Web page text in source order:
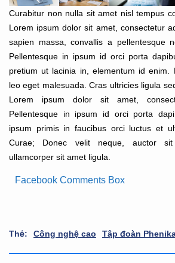
Curabitur non nulla sit amet nisl tempus
Lorem ipsum dolor sit amet, consectetur
sapien massa, convallis a pellentesque
Pellentesque in ipsum id orci porta
pretium ut lacinia in, elementum id enim.
leo eget malesuada. Cras ultricies ligula
Lorem ipsum dolor sit amet,
Pellentesque in ipsum id orci porta
ipsum primis in faucibus orci luctus et
Curae; Donec velit neque, auctor
ullamcorper sit amet ligula.
Facebook Comments Box
Thẻ: Công nghệ cao Tập đoàn